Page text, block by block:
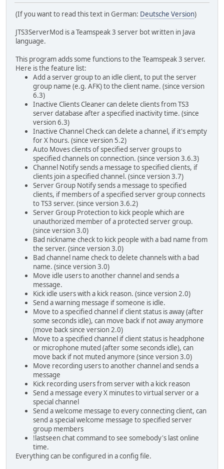
(If you want to read this text in German: Deutsche Version)
JTS3ServerMod is a Teamspeak 3 server bot written in Java
language.
This program adds some functions to the Teamspeak 3 server.
Here is the feature list:
Add a server group to an idle client, to put the server
group name (e.g. AFK) to the client name. (since version
6.3)
Inactive Clients Cleaner can delete clients from TS3
server database after a specified inactivity time. (since
version 6.3)
Inactive Channel Check can delete a channel, if it's empty
for X hours. (since version 5.2)
Auto Moves clients of specified server groups to
specified channels on connection. (since version 3.6.3)
Channel Notify sends a message to specified clients, if
clients join a specified channel. (since version 3.7)
Server Group Notify sends a message to specified
clients, if members of a specified server group connects
to TS3 server. (since version 3.6.2)
Server Group Protection to kick people which are
unauthorized member of a protected server group.
(since version 3.0)
Bad nickname check to kick people with a bad name from
the server. (since version 3.0)
Bad channel name check to delete channels with a bad
name. (since version 3.0)
Move idle users to another channel and sends a
message.
Kick idle users with a kick reason. (since version 2.0)
Send a warning message if someone is idle.
Move to a specified channel if client status is away (after
some seconds idle), can move back if not away anymore
(move back since version 2.0)
Move to a specified channel if client status is headphone
or microphone muted (after some seconds idle), can
move back if not muted anymore (since version 3.0)
Move recording users to another channel and sends a
message
Kick recording users from server with a kick reason
Send a message every X minutes to virtual server or a
special channel
Send a welcome message to every connecting client, can
send a special welcome message to specified server
group members
!lastseen chat command to see somebody's last online
time.
Everything can be configured in a config file.